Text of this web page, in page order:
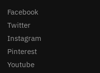
Facebook
Twitter
Instagram
Pinterest
Youtube